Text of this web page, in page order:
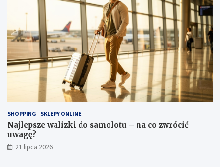
SHOPPING SKLEPY ONLINE
Najlepsze walizki do samolotu – na co zwrócić
uwagę?
21 lipca 2026